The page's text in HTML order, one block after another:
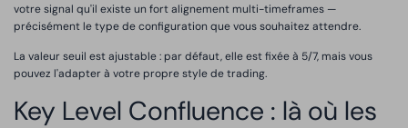
votre signal qu'il existe un fort alignement multi-timeframes —
précisément le type de configuration que vous souhaitez attendre.
La valeur seuil est ajustable : par défaut, elle est fixée à 5/7, mais vous
pouvez l'adapter à votre propre style de trading.
Key Level Confluence : là où les